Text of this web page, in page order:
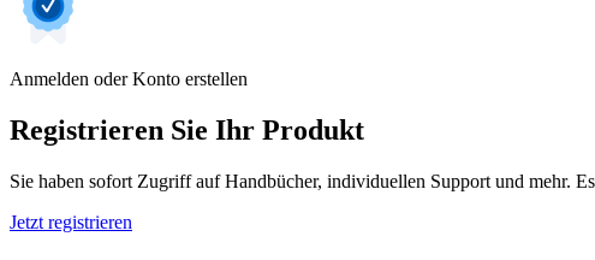
Anmelden oder Konto erstellen
Registrieren Sie Ihr Produkt
Sie haben sofort Zugriff auf Handbücher, individuellen Support und mehr.
Jetzt registrieren